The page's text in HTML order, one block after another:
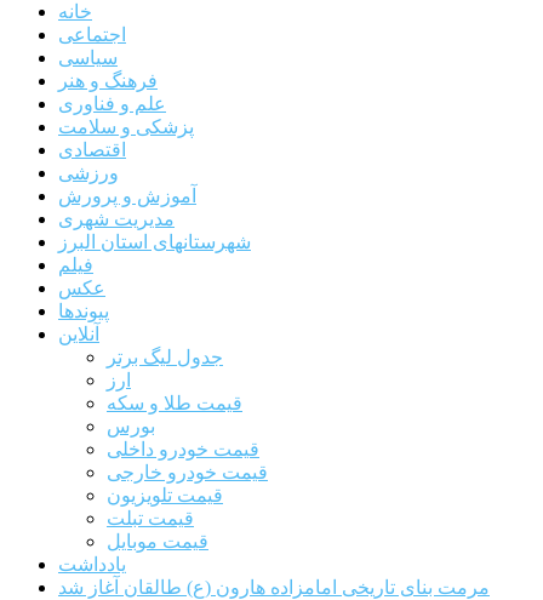
خانه
اجتماعی
سیاسی
فرهنگ و هنر
علم و فناوری
پزشکی و سلامت
اقتصادی
ورزشی
آموزش و پرورش
مدیریت شهری
شهرستانهای استان البرز
فیلم
عکس
پیوندها
آنلاین
جدول لیگ برتر
ارز
قیمت طلا و سکه
بورس
قیمت خودرو داخلی
قیمت خودرو خارجی
قیمت تلویزیون
قیمت تبلت
قیمت موبایل
یادداشت
مرمت بنای تاریخی امامزاده هارون (ع) طالقان آغاز شد